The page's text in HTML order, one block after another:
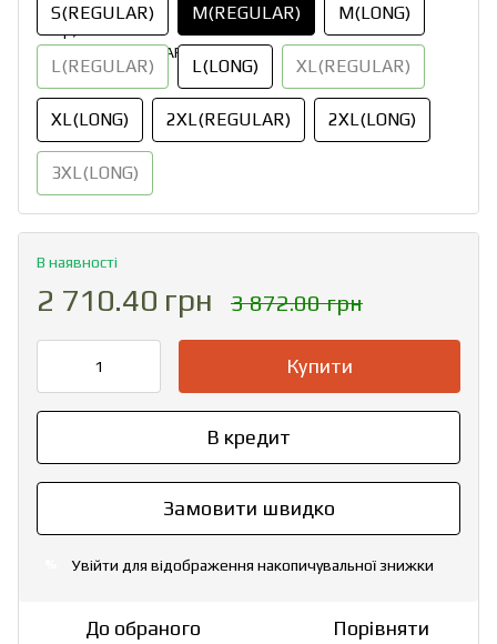
S(REGULAR) M(REGULAR) M(LONG)
L(REGULAR) L(LONG) XL(REGULAR)
XL(LONG) 2XL(REGULAR) 2XL(LONG)
3XL(LONG)
В наявності
2 710.40 грн 3 872.00 грн
Купити
В кредит
Замовити швидко
Увійти для відображення накопичувальної знижки
До обраного Порівняти